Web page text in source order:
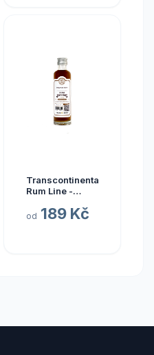
Transcontinental
Rum Line -
2015
od 189 Kč